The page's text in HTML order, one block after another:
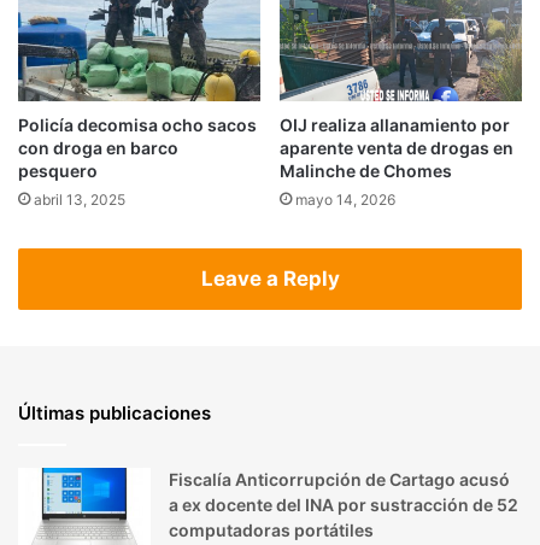
Policía decomisa ocho sacos
con droga en barco
pesquero
abril 13, 2025
OIJ realiza allanamiento por
aparente venta de drogas en
Malinche de Chomes
mayo 14, 2026
Leave a Reply
Últimas publicaciones
Fiscalía Anticorrupción de Cartago acusó
a ex docente del INA por sustracción de 52
computadoras portátiles